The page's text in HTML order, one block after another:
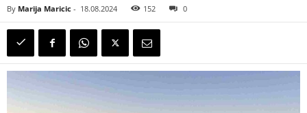
By Marija Maricic - 18.08.2024 152 0